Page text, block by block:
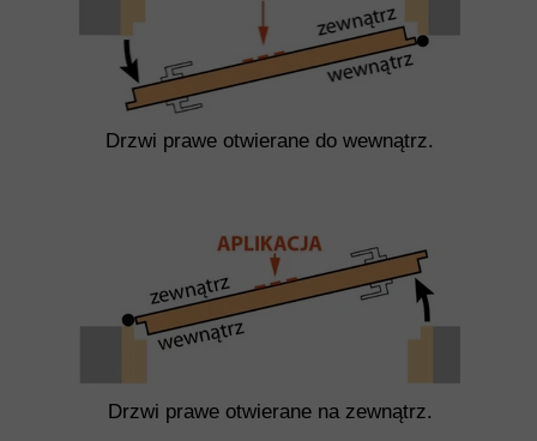
Drzwi prawe otwierane do wewnątrz.
Drzwi prawe otwierane na zewnątrz.